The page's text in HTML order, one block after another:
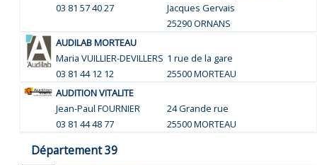
03 81 57 40 27
Jacques Gervais
25290 ORNANS
AUDILAB MORTEAU
Maria VUILLIER-DEVILLERS
03 81 44 12 12
1 rue de la gare
25500 MORTEAU
AUDITION VITALITE
Jean-Paul FOURNIER
03 81 44 48 77
24 Grande rue
25500 MORTEAU
Département 39